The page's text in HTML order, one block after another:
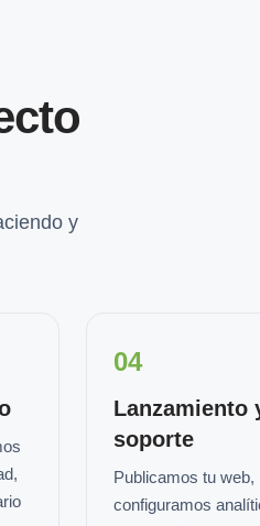
y
04
Lanzamiento
soporte
Publicamos tu web,
configuramos